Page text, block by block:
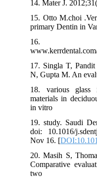
14. Mater J.
15. Otto M.choi
primary Dentin in
16.
17. Singla T,
N, Gupta M. An
18. various
materials in
in vitro
19. study. Saudi
doi: 10.1016/
Nov 16. [
20. Masih S,
Comparative
two